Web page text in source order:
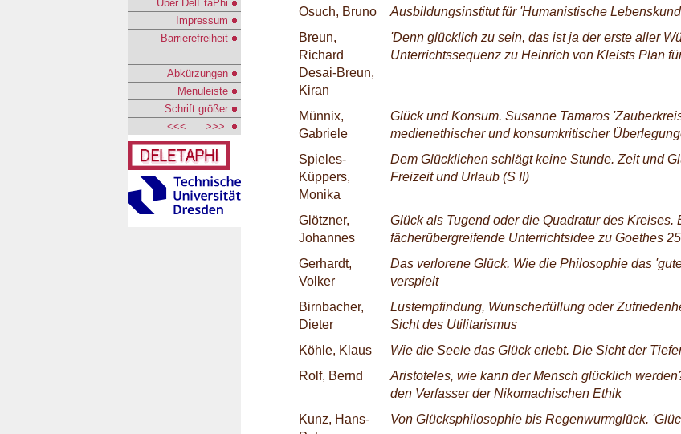
Über DelEtaPhi
Impressum
Barrierefreiheit
Abkürzungen
Menuleiste
Schrift größer
<<<
>>>
Osuch, Bruno
Ausbildungsinstitut für 'Humanistische
Breun,
Richard
Desai-Breun,
Kiran
'Denn glücklich zu sein, das ist ja der erste aller
Unterrichtssequenz zu Heinrich von Kleists Plan
Münnix,
Gabriele
Glück und Konsum. Susanne Tamaros
medienethischer und konsumkritischer
Spieles-
Küppers,
Monika
Dem Glücklichen schlägt keine Stunde. Zeit und
Freizeit und Urlaub (S II)
Glötzner,
Johannes
Glück als Tugend oder die Quadratur des Kreises.
fächerübergreifende Unterrichtsidee zu Goethes
Gerhardt,
Volker
Das verlorene Glück. Wie die Philosophie das
verspielt
Birnbacher,
Dieter
Lustempfindung, Wunscherfüllung oder
Sicht des Utilitarismus
Köhle, Klaus
Wie die Seele das Glück erlebt. Die Sicht der
Rolf, Bernd
Aristoteles, wie kann der Mensch glücklich
den Verfasser der Nikomachischen Ethik
Kunz, Hans-
Von Glücksphilosophie bis Regenwurmglück.